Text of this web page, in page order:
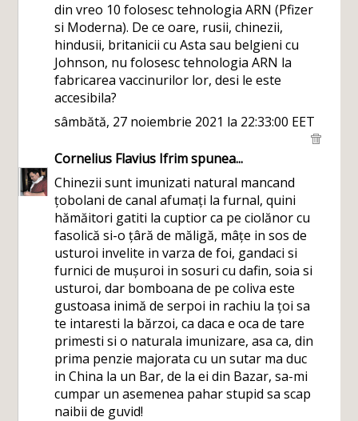
din vreo 10 folosesc tehnologia ARN (Pfizer
si Moderna). De ce oare, rusii, chinezii,
hindusii, britanicii cu Asta sau belgieni cu
Johnson, nu folosesc tehnologia ARN la
fabricarea vaccinurilor lor, desi le este
accesibila?
sâmbătă, 27 noiembrie 2021 la 22:33:00 EET
Cornelius Flavius Ifrimspunea...
Chinezii sunt imunizati natural mancand
țobolani de canal afumați la furnal, quini
hămăitori gatiti la cuptior ca pe ciolănor cu
fasolică si-o țâră de măligă, mâțe in sos de
usturoi invelite in varza de foi, gandaci si
furnici de mușuroi in sosuri cu dafin, soia si
usturoi, dar bomboana de pe coliva este
gustoasa inimă de serpoi in rachiu la țoi sa
te intaresti la bărzoi, ca daca e oca de tare
primesti si o naturala imunizare, asa ca, din
prima penzie majorata cu un sutar ma duc
in China la un Bar, de la ei din Bazar, sa-mi
cumpar un asemenea pahar stupid sa scap
naibii de guvid!